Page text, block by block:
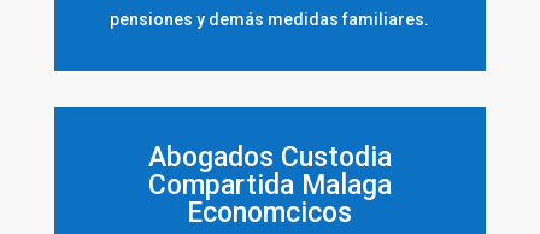
pensiones y demás medidas familiares.
Abogados Custodia
Compartida Malaga
Economcicos